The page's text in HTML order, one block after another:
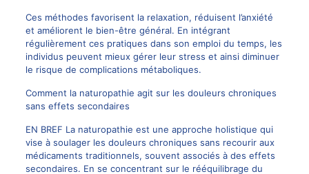
Ces méthodes favorisent la relaxation, réduisent l’anxiété
et améliorent le bien-être général. En intégrant
régulièrement ces pratiques dans son emploi du temps, les
individus peuvent mieux gérer leur stress et ainsi diminuer
le risque de complications métaboliques.
Comment la naturopathie agit sur les douleurs chroniques
sans effets secondaires
EN BREF La naturopathie est une approche holistique qui
vise à soulager les douleurs chroniques sans recourir aux
médicaments traditionnels, souvent associés à des effets
secondaires. En se concentrant sur le rééquilibrage du